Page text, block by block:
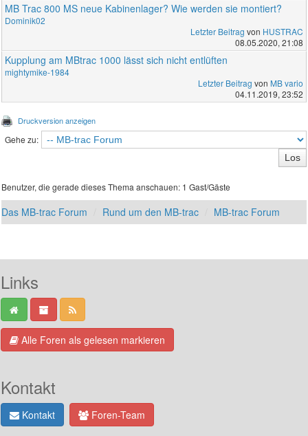
MB Trac 800 MS neue Kabinenlager? Wie werden sie montiert?
Dominik02
Letzter Beitrag von HUSTRAC
08.05.2020, 21:08
Kupplung am MBtrac 1000 lässt sich nicht entlüften
mightymike-1984
Letzter Beitrag von MB vario
04.11.2019, 23:52
Druckversion anzeigen
Gehe zu:
Benutzer, die gerade dieses Thema anschauen: 1 Gast/Gäste
Das MB-trac Forum Rund um den MB-trac MB-trac Forum
Links
Alle Foren als gelesen markieren
Kontakt
Kontakt Foren-Team